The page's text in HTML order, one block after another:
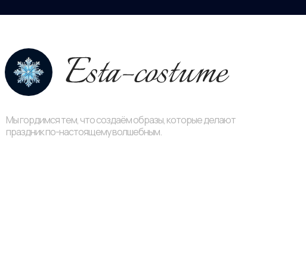
Мы гордимся тем, что создаём образы, которые делают
праздник по-настоящему волшебным.